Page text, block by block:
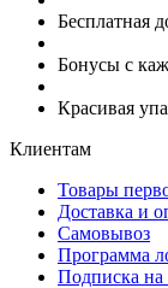
Бесплатная
Бонусы с
Красивая
Клиентам
Товары
Доставка и
Самовывоз
Программа
Подписка на